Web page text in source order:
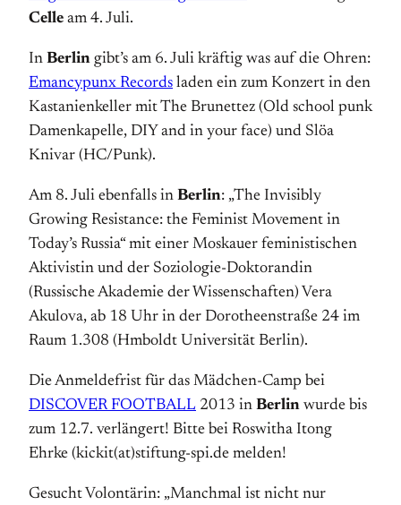
Celle am 4. Juli.
In Berlin gibt’s am 6. Juli kräftig was auf die Ohren:
Emancypunx Records laden ein zum Konzert in den
Kastanienkeller mit The Brunettez (Old school punk
Damenkapelle, DIY and in your face) und Slöa
Knivar (HC/Punk).
Am 8. Juli ebenfalls in Berlin: „The Invisibly
Growing Resistance: the Feminist Movement in
Today’s Russia“ mit einer Moskauer feministischen
Aktivistin und der Soziologie-Doktorandin
(Russische Akademie der Wissenschaften) Vera
Akulova, ab 18 Uhr in der Dorotheenstraße 24 im
Raum 1.308 (Hmboldt Universität Berlin).
Die Anmeldefrist für das Mädchen-Camp bei
DISCOVER FOOTBALL 2013 in Berlin wurde bis
zum 12.7. verlängert! Bitte bei Roswitha Itong
Ehrke (kickit(at)stiftung-spi.de melden!
Gesucht Volontärin: „Manchmal ist nicht nur